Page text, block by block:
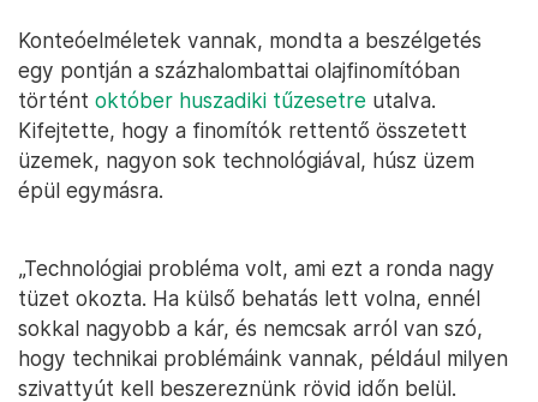
Konteóelméletek vannak, mondta a beszélgetés
egy pontján a százhalombattai olajfinomítóban
történt október huszadiki tűzesetre utalva.
Kifejtette, hogy a finomítók rettentő összetett
üzemek, nagyon sok technológiával, húsz üzem
épül egymásra.
„Technológiai probléma volt, ami ezt a ronda nagy
tüzet okozta. Ha külső behatás lett volna, ennél
sokkal nagyobb a kár, és nemcsak arról van szó,
hogy technikai problémáink vannak, például milyen
szivattyút kell beszereznünk rövid időn belül.